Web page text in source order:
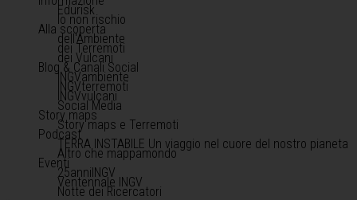
Edurisk
Io non rischio
Alla scoperta
dell'Ambiente
dei Terremoti
dei Vulcani
Blog & Canali Social
INGVambiente
INGVterremoti
INGVvulcani
Social Media
Story maps
Story maps e Terremoti
Podcast
TERRA INSTABILE Un viaggio nel cuore del nostro pianeta
Altro che mappamondo
Eventi
25anniINGV
Ventennale INGV
Notte dei Ricercatori